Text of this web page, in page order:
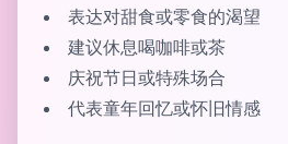
表达对甜食或零食的渴望
建议休息喝咖啡或茶
庆祝节日或特殊场合
代表童年回忆或怀旧情感